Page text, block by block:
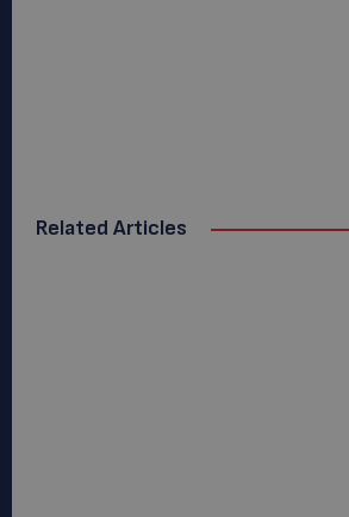
Related Articles